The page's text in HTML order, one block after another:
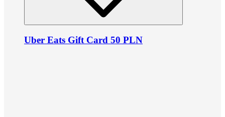
Uber Eats Gift Card 50 PLN